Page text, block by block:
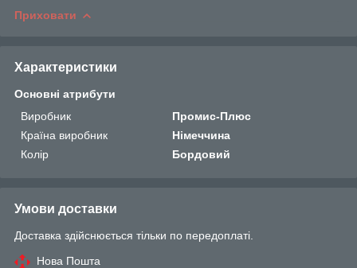
Приховати
Характеристики
Основні атрибути
Виробник
Промис-Плюс
Країна виробник
Німеччина
Колір
Бордовий
Умови доставки
Доставка здійснюється тільки по передоплаті.
Нова Пошта